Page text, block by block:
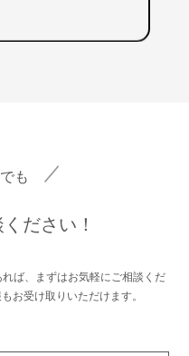
も
ださい！
ば、まずはお気軽にご相談くだ
お受け取りいただけます。